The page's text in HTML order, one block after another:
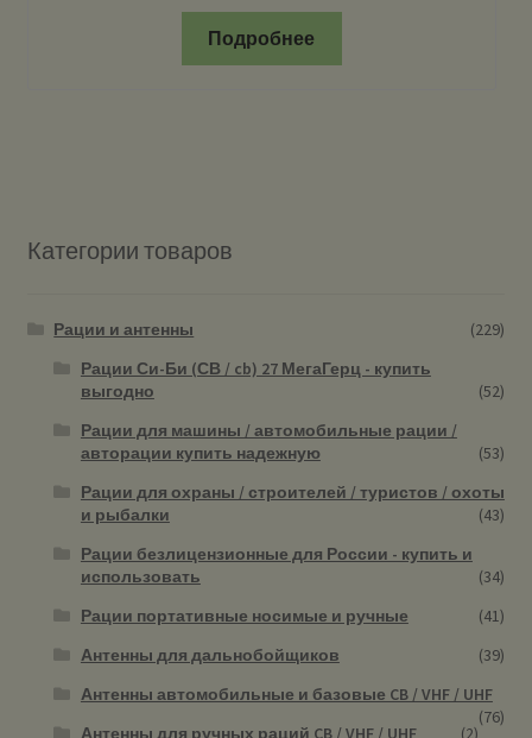
Подробнее
Категории товаров
Рации и антенны
(229)
Рации Си-Би (СВ / cb) 27 МегаГерц - купить
выгодно
(52)
Рации для машины / автомобильные рации /
авторации купить надежную
(53)
Рации для охраны / строителей / туристов / охоты
и рыбалки
(43)
Рации безлицензионные для России - купить и
использовать
(34)
Рации портативные носимые и ручные
(41)
Антенны для дальнобойщиков
(39)
Антенны автомобильные и базовые CB / VHF / UHF
(76)
Антенны для ручных раций CB / VHF / UHF
(2)